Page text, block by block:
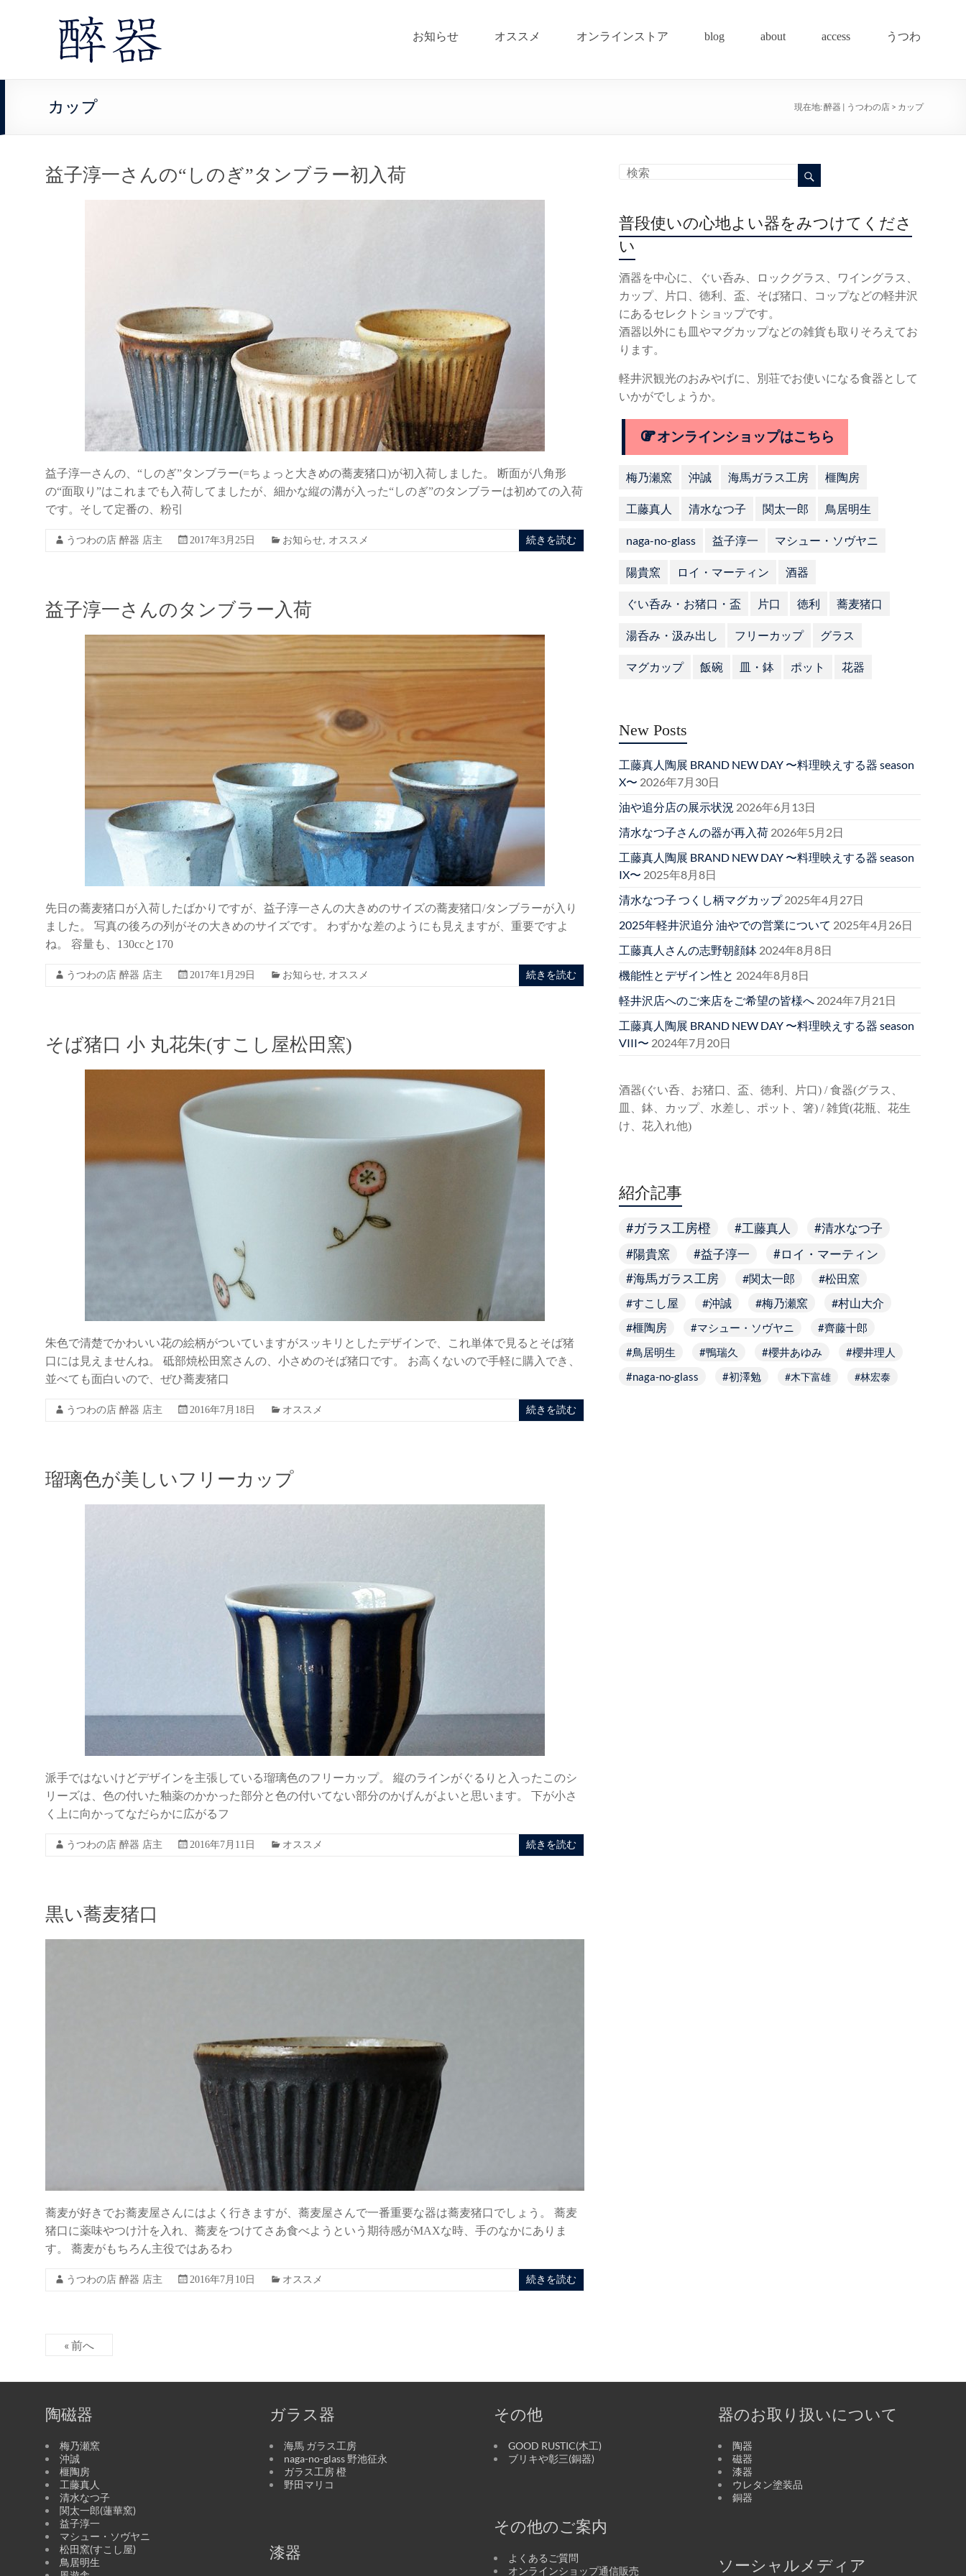
お知らせ オススメ オンラインストア blog about access うつわ
カップ 現在地: 醉器 | うつわの店> カップ
益子淳一さんの“しのぎ”タンブラー初入荷
益子淳一さんの、“しのぎ”タンブラー(=ちょっと大きめの蕎麦猪口)が初入荷しました。 断面が八角形
の“面取り”はこれまでも入荷してましたが、細かな縦の溝が入った“しのぎ”のタンブラーは初めての入荷
です。そして定番の、粉引
うつわの店 醉器 店主 2017年3月25日 お知らせ, オススメ 続きを読む
益子淳一さんのタンブラー入荷
先日の蕎麦猪口が入荷したばかりですが、益子淳一さんの大きめのサイズの蕎麦猪口/タンブラーが入り
ました。 写真の後ろの列がその大きめのサイズです。 わずかな差のようにも見えますが、重要ですよ
ね。 容量も、130ccと170
うつわの店 醉器 店主 2017年1月29日 お知らせ, オススメ 続きを読む
そば猪口 小 丸花朱(すこし屋松田窯)
朱色で清楚でかわいい花の絵柄がついていますがスッキリとしたデザインで、これ単体で見るとそば猪
口には見えませんね。 砥部焼松田窯さんの、小さめのそば猪口です。 お高くないので手軽に購入でき、
並べても面白いので、ぜひ蕎麦猪口
うつわの店 醉器 店主 2016年7月18日 オススメ 続きを読む
瑠璃色が美しいフリーカップ
派手ではないけどデザインを主張している瑠璃色のフリーカップ。 縦のラインがぐるりと入ったこのシ
リーズは、色の付いた釉薬のかかった部分と色の付いてない部分のかげんがよいと思います。 下が小さ
く上に向かってなだらかに広がるフ
うつわの店 醉器 店主 2016年7月11日 オススメ 続きを読む
黒い蕎麦猪口
蕎麦が好きでお蕎麦屋さんにはよく行きますが、蕎麦屋さんで一番重要な器は蕎麦猪口でしょう。 蕎麦
猪口に薬味やつけ汁を入れ、蕎麦をつけてさあ食べようという期待感がMAXな時、手のなかにありま
す。 蕎麦がもちろん主役ではあるわ
うつわの店 醉器 店主 2016年7月10日 オススメ 続きを読む
« 前へ
普段使いの心地よい器をみつけてくださ
い
酒器を中心に、ぐい呑み、ロックグラス、ワイングラス、
カップ、片口、徳利、盃、そば猪口、コップなどの軽井沢
にあるセレクトショップです。
酒器以外にも皿やマグカップなどの雑貨も取りそろえてお
ります。
軽井沢観光のおみやげに、別荘でお使いになる食器として
いかがでしょうか。
オンラインショップはこちら
梅乃瀬窯 沖誠 海馬ガラス工房 榧陶房
工藤真人 清水なつ子 関太一郎 鳥居明生
naga-no-glass 益子淳一 マシュー・ソヴヤニ
陽貴窯 ロイ・マーティン 酒器
ぐい呑み・お猪口・盃 片口 徳利 蕎麦猪口
湯呑み・汲み出し フリーカップ グラス
マグカップ 飯碗 皿・鉢 ポット 花器
New Posts
工藤真人陶展 BRAND NEW DAY 〜料理映えする器 season
X〜 2026年7月30日
油や追分店の展示状況 2026年6月13日
清水なつ子さんの器が再入荷 2026年5月2日
工藤真人陶展 BRAND NEW DAY 〜料理映えする器 season
IX〜 2025年8月8日
清水なつ子 つくし柄マグカップ 2025年4月27日
2025年軽井沢追分 油やでの営業について 2025年4月26日
工藤真人さんの志野朝顔鉢 2024年8月8日
機能性とデザイン性と 2024年8月8日
軽井沢店へのご来店をご希望の皆様へ 2024年7月21日
工藤真人陶展 BRAND NEW DAY 〜料理映えする器 season
VIII〜 2024年7月20日
酒器(ぐい呑、お猪口、盃、徳利、片口) / 食器(グラス、
皿、鉢、カップ、水差し、ポット、箸) / 雑貨(花瓶、花生
け、花入れ他)
紹介記事
ガラス工房橙 工藤真人
清水なつ子
陽貴窯
益子淳一 ロイ・マーティン
海馬ガラス工房 関太一郎
松田窯
すこし屋
沖誠 梅乃瀬窯 村山大介
榧陶房 マシュー・ソヴヤニ
齊藤十郎
鳥居明生
鴨瑞久 櫻井あゆみ
櫻井理人
naga-no-glass
初澤勉 木下富雄 林宏泰
陶磁器
梅乃瀬窯
沖誠
榧陶房
工藤真人
清水なつ子
関太一郎(蓮華窯)
益子淳一
マシュー・ソヴヤニ
松田窯(すこし屋)
鳥居明生
ガラス器
海馬 ガラス工房
naga-no-glass 野池征永
ガラス工房 橙
野田マリコ
漆器
その他
GOOD RUSTIC(木工)
ブリキや彰三(銅器)
その他のご案内
よくあるご質問
オンラインショップ通信販売
器のお取り扱いについて
陶器
磁器
漆器
ウレタン塗装品
銅器
ソーシャルメディア